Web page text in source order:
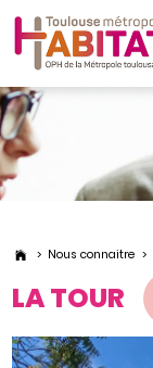
Nous connaitre
LA TOUR